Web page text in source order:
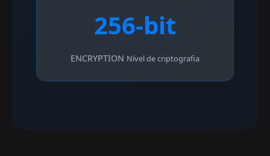
256-bit
ENCRYPTION Nível de criptografia